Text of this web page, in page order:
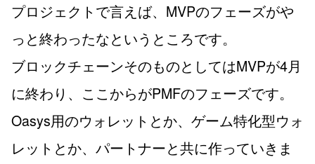
プロジェクトで言えば、MVPのフェーズがや
っと終わったなというところです。
ブロックチェーンそのものとしてはMVPが4月
に終わり、ここからがPMFのフェーズです。
Oasys用のウォレットとか、ゲーム特化型ウォ
レットとか、パートナーと共に作っていきま